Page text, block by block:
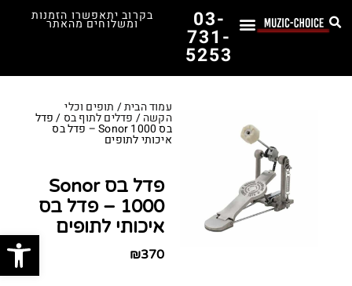
03-
731-
5253
בקרוב יתאפשרו הזמנות
ומשלוחים מהאתר
עמוד הבית/ תופים וכלי
הקשה/ פדלים לתוף בס/ פדל
בס Sonor 1000 – פדל בס
איכותי לתופים
פדל בס Sonor
1000 – פדל בס
איכותי לתופים
₪370 פתח